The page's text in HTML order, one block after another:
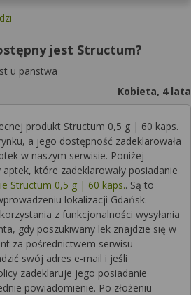
jest Structum?
u panstwa
Kobieta, 4 lata
produkt Structum 0,5 g | 60 kaps.
a jego dostępność zadeklarowała
w naszym serwisie. Poniżej
które zadeklarowały posiadanie
Structum 0,5 g | 60 kaps.. Są to
lokalizacji Gdańsk.
z funkcjonalności wysyłania
gdy poszukiwany lek znajdzie się w
za pośrednictwem serwisu
swój adres e-mail i jeśli
zadeklaruje jego posiadanie
powiadomienie. Po złożeniu